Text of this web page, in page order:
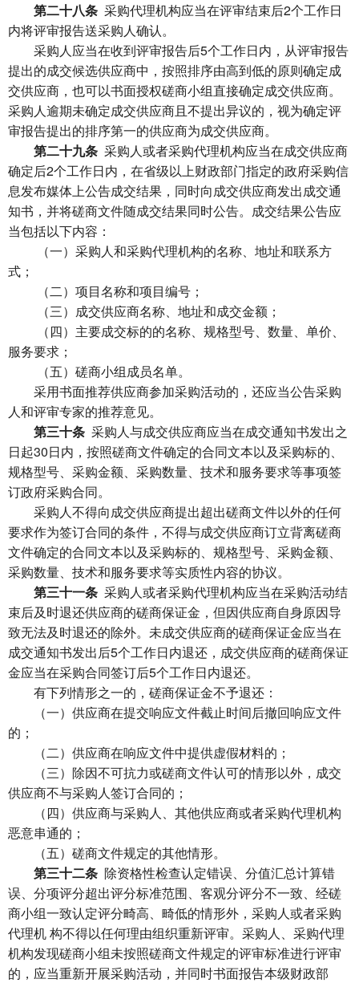
第二十八条 采购代理机构应当在评审结束后2个工作日
内将评审报告送采购人确认。
采购人应当在收到评审报告后5个工作日内，从评审报告
提出的成交候选供应商中，按照排序由高到低的原则确定成
交供应商，也可以书面授权磋商小组直接确定成交供应商。
采购人逾期未确定成交供应商且不提出异议的，视为确定评
审报告提出的排序第一的供应商为成交供应商。
第二十九条 采购人或者采购代理机构应当在成交供应商
确定后2个工作日内，在省级以上财政部门指定的政府采购信
息发布媒体上公告成交结果，同时向成交供应商发出成交通
知书，并将磋商文件随成交结果同时公告。成交结果公告应
当包括以下内容：
（一）采购人和采购代理机构的名称、地址和联系方
式；
（二）项目名称和项目编号；
（三）成交供应商名称、地址和成交金额；
（四）主要成交标的的名称、规格型号、数量、单价、
服务要求；
（五）磋商小组成员名单。
采用书面推荐供应商参加采购活动的，还应当公告采购
人和评审专家的推荐意见。
第三十条 采购人与成交供应商应当在成交通知书发出之
日起30日内，按照磋商文件确定的合同文本以及采购标的、
规格型号、采购金额、采购数量、技术和服务要求等事项签
订政府采购合同。
采购人不得向成交供应商提出超出磋商文件以外的任何
要求作为签订合同的条件，不得与成交供应商订立背离磋商
文件确定的合同文本以及采购标的、规格型号、采购金额、
采购数量、技术和服务要求等实质性内容的协议。
第三十一条 采购人或者采购代理机构应当在采购活动结
束后及时退还供应商的磋商保证金，但因供应商自身原因导
致无法及时退还的除外。未成交供应商的磋商保证金应当在
成交通知书发出后5个工作日内退还，成交供应商的磋商保证
金应当在采购合同签订后5个工作日内退还。
有下列情形之一的，磋商保证金不予退还：
（一）供应商在提交响应文件截止时间后撤回响应文件
的；
（二）供应商在响应文件中提供虚假材料的；
（三）除因不可抗力或磋商文件认可的情形以外，成交
供应商不与采购人签订合同的；
（四）供应商与采购人、其他供应商或者采购代理机构
恶意串通的；
（五）磋商文件规定的其他情形。
第三十二条 除资格性检查认定错误、分值汇总计算错
误、分项评分超出评分标准范围、客观分评分不一致、经磋
商小组一致认定评分畸高、畸低的情形外，采购人或者采购
代理机 构不得以任何理由组织重新评审。采购人、采购代理
机构发现磋商小组未按照磋商文件规定的评审标准进行评审
的，应当重新开展采购活动，并同时书面报告本级财政部